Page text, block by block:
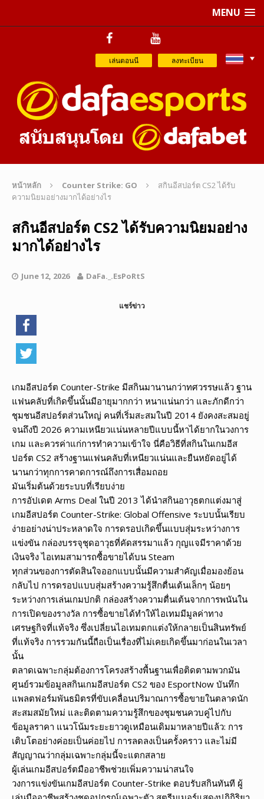
MENU
เล่นตอนนี ลงทะเบียน
หน้าหลัก Counter Strike: GO
สกินอีสปอร์ต CS2 ได้รับ
ความนิยมอย่างมากได้อย่างไร
สกินอีสปอร์ต CS2 ได้รับความนิยมอย่าง
มากได้อย่างไร
June 12, 2026 DaFa._.EsPoRtS
แชร์ข่าว
เกมอีสปอร์ต Counter-Strike มีสกินมานานกว่าทศวรรษแล้ว ฐาน
แฟนคลับที่เกิดขึ้นนั้นมีอายุมากกว่า หนาแน่นกว่า และภักดีกว่า
ชุมชนอีสปอร์ตส่วนใหญ่ คนที่เริ่มสะสมในปี 2014 ยังคงสะสมอยู่
จนถึงปี 2026 ความเหนียวแน่นหลายปีแบบนี้หาได้ยากในวงการ
เกม และควรค่าแก่การทำความเข้าใจ นี่คือวิธีที่สกินในเกมอีส
ปอร์ต CS2 สร้างฐานแฟนคลับที่เหนียวแน่นและยืนหยัดอยู่ได้
นานกว่าทุกการคาดการณ์ถึงการเสื่อมถอย
มันเริ่มต้นด้วยระบบที่เรียบง่าย
การอัปเดต Arms Deal ในปี 2013 ได้นำสกินอาวุธตกแต่งมาสู่
เกมอีสปอร์ต Counter-Strike: Global Offensive ระบบนั้นเรียบ
ง่ายอย่างน่าประหลาดใจ การดรอปเกิดขึ้นแบบสุ่มระหว่างการ
แข่งขัน กล่องบรรจุชุดอาวุธที่คัดสรรมาแล้ว กุญแจมีราคาด้วย
เงินจริง ไอเทมสามารถซื้อขายได้บน Steam
ทุกส่วนของการตัดสินใจออกแบบนั้นมีความสำคัญเมื่อมองย้อน
กลับไป การดรอปแบบสุ่มสร้างความรู้สึกตื่นเต้นเล็กๆ น้อยๆ
ระหว่างการเล่นเกมปกติ กล่องสร้างความตื่นเต้นจากการพนันใน
การเปิดของรางวัล การซื้อขายได้ทำให้ไอเทมมีมูลค่าทาง
เศรษฐกิจที่แท้จริง ซึ่งเปลี่ยนไอเทมตกแต่งให้กลายเป็นสินทรัพย์
ที่แท้จริง การรวมกันนี้ถือเป็นเรื่องที่ไม่เคยเกิดขึ้นมาก่อนในเวลา
นั้น
ตลาดเฉพาะกลุ่มต้องการโครงสร้างพื้นฐานเพื่อติดตามพวกมัน
ศูนย์รวมข้อมูลสกินเกมอีสปอร์ต CS2 ของ EsportNow บันทึก
แพลตฟอร์มพันธมิตรที่ขับเคลื่อนปริมาณการซื้อขายในตลาดนัก
สะสมสมัยใหม่ และติดตามความรู้สึกของชุมชนควบคู่ไปกับ
ข้อมูลราคา แนวโน้มระยะยาวดูเหมือนเดิมมาหลายปีแล้ว: การ
เติบโตอย่างค่อยเป็นค่อยไป การลดลงเป็นครั้งคราว และไม่มี
สัญญาณว่ากลุ่มเฉพาะกลุ่มนี้จะแตกสลาย
ผู้เล่นเกมอีสปอร์ตมืออาชีพช่วยเพิ่มความน่าสนใจ
วงการแข่งขันเกมอีสปอร์ต Counter-Strike ตอบรับสกินทันที ผู้